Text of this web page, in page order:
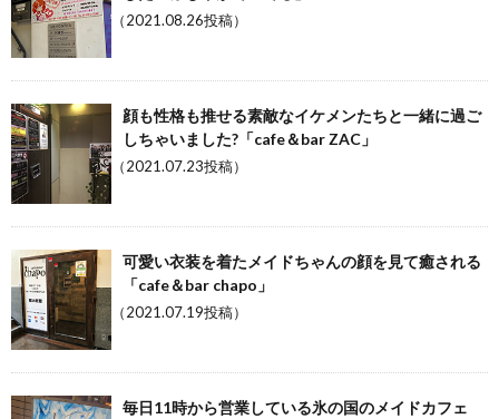
（2021.08.26投稿）
顔も性格も推せる素敵なイケメンたちと一緒に過ご
しちゃいました?「cafe＆bar ZAC」
（2021.07.23投稿）
可愛い衣装を着たメイドちゃんの顔を見て癒される
「cafe＆bar chapo」
（2021.07.19投稿）
毎日11時から営業している氷の国のメイドカフェ